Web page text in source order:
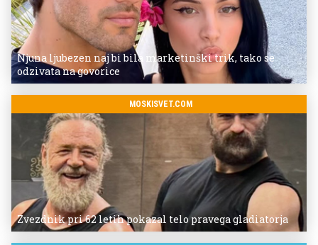
Njuna ljubezen naj bi bila marketinški trik, tako se
odzivata na govorice
MOSKISVET.COM
Zvezdnik pri 62 letih pokazal telo pravega gladiatorja